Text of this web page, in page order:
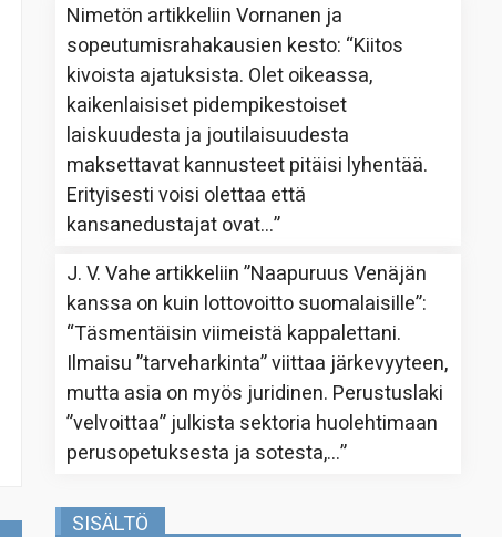
Nimetön artikkeliinVornanen ja
sopeutumisrahakausien kesto: “Kiitos
kivoista ajatuksista. Olet oikeassa,
kaikenlaisiset pidempikestoiset
laiskuudesta ja joutilaisuudesta
maksettavat kannusteet pitäisi lyhentää.
Erityisesti voisi olettaa että
kansanedustajat ovat…”
J. V. Vahe artikkeliin”Naapuruus Venäjän
kanssa on kuin lottovoitto suomalaisille”:
“Täsmentäisin viimeistä kappalettani.
Ilmaisu ”tarveharkinta” viittaa järkevyyteen,
mutta asia on myös juridinen. Perustuslaki
”velvoittaa” julkista sektoria huolehtimaan
perusopetuksesta ja sotesta,…”
SISÄLTÖ